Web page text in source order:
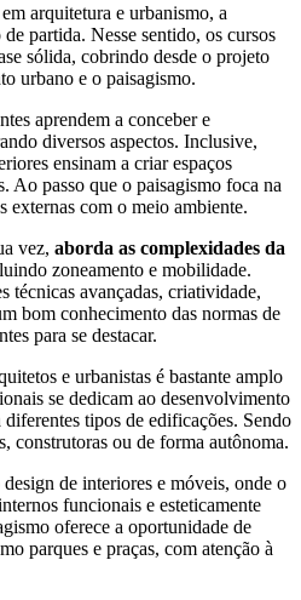
arquitetura e urbanismo, a
partida. Nesse sentido, os cursos
sólida, cobrindo desde o projeto
urbano e o paisagismo.
aprendem a conceber e
diversos aspectos. Inclusive,
ensinam a criar espaços
Ao passo que o paisagismo foca na
externas com o meio ambiente.
vez, aborda as complexidades da
zoneamento e mobilidade.
técnicas avançadas, criatividade,
bom conhecimento das normas de
para se destacar.
e urbanistas é bastante amplo
se dedicam ao desenvolvimento
tipos de edificações. Sendo
construtoras ou de forma autônoma.
de interiores e móveis, onde o
funcionais e esteticamente
oferece a oportunidade de
parques e praças, com atenção à